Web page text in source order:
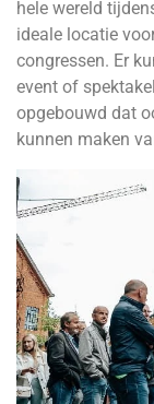
hele wereld
ideale locatie
congressen. Er
event of
opgebouwd dat
kunnen maken